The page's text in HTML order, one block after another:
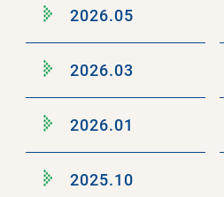
2026.05
2026.03
2026.01
2025.10